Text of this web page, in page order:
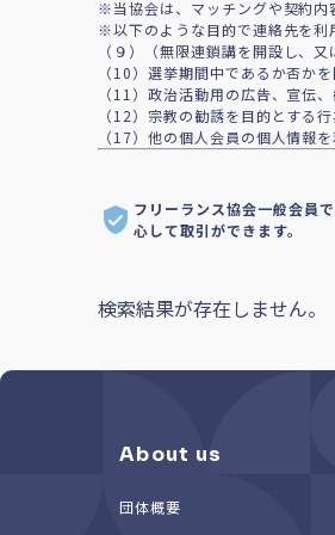
※当協会は、マッチングや契約内
※以下のような目的で連絡先を利
（９）（無限連鎖講を開設し、
（10）選挙期間中であるか否か
（11）政治活動用の広告、宣伝
（12）宗教の勧誘を目的とする
（17）他の個人会員の個人情報
フリーランス協会一般会員
心して取引ができます。
検索結果が存在しません。
About us
団体概要